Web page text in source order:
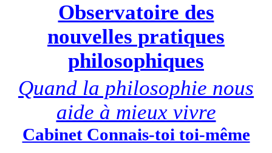
Observatoire des
nouvelles pratiques
philosophiques
Quand la philosophie nous
aide à mieux vivre
Cabinet Connais-toi toi-même